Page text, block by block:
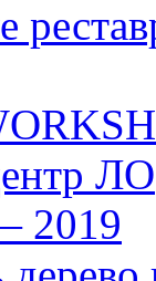
ЛО
2019